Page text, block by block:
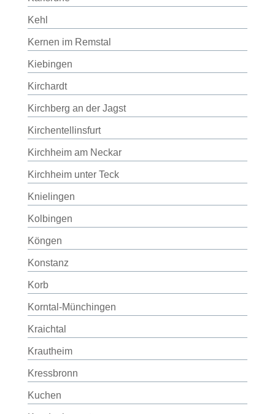
Kehl
Kernen im Remstal
Kiebingen
Kirchardt
Kirchberg an der Jagst
Kirchentellinsfurt
Kirchheim am Neckar
Kirchheim unter Teck
Knielingen
Kolbingen
Köngen
Konstanz
Korb
Korntal-Münchingen
Kraichtal
Krautheim
Kressbronn
Kuchen